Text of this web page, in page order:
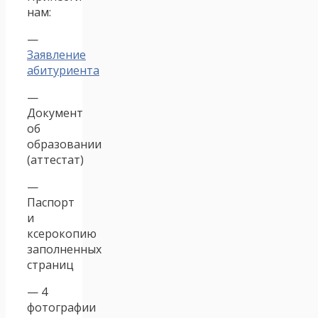
нам:
—
Заявление
абитуриента
—
Документ
об
образовании
(аттестат)
—
Паспорт
и
ксерокопию
заполненных
страниц
— 4
фотографии